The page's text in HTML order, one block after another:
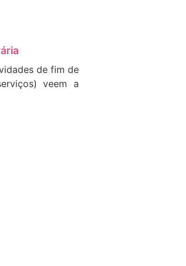
de fim de
veem a